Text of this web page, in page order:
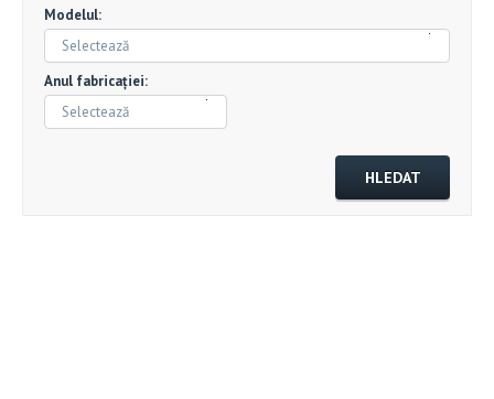
Modelul:
Selectează
Anul fabricației:
Selectează